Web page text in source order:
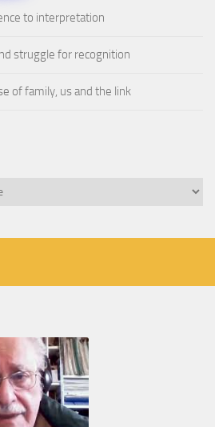
to interpretation
struggle for recognition
of family, us and the link